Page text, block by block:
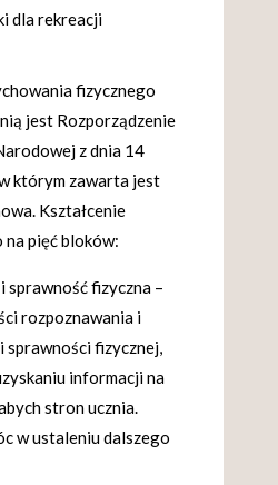
dla rekreacji
fizycznego
jest Rozporządzenie
z dnia 14
którym zawarta jest
Kształcenie
na pięć bloków:
sprawność fizyczna –
rozpoznawania i
sprawności fizycznej,
informacji na
stron ucznia.
w ustaleniu dalszego